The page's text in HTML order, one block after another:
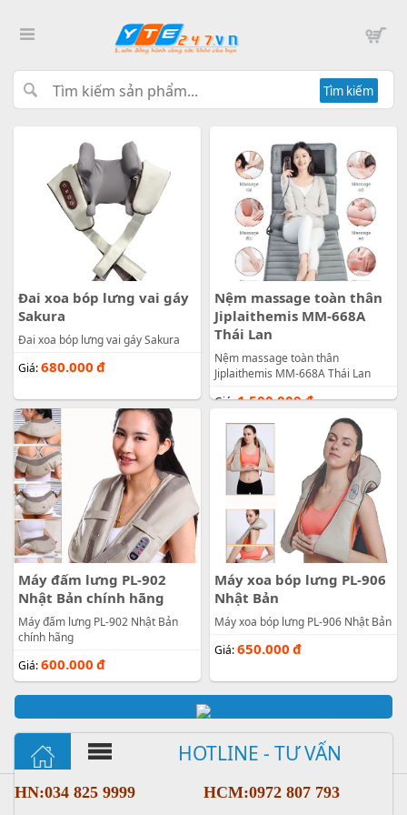
Tìm kiếm
HOTLINE - TƯ VẤN
HN:034 825 9999 HCM:0972 807 793
Đai xoa bóp lưng vai gáy
Sakura
Đai xoa bóp lưng vai gáy Sakura
Giá:680.000 đ
Nệm massage toàn thân
Jiplaithemis MM-668A
Thái Lan
Nệm massage toàn thân
Jiplaithemis MM-668A Thái Lan
Giá:1.500.000đ
Máy đấm lưng PL-902
Nhật Bản chính hãng
Máy đấm lưng PL-902 Nhật Bản
chính hãng
Giá:600.000 đ
Máy xoa bóp lưng PL-906
Nhật Bản
Máy xoa bóp lưng PL-906 Nhật Bản
Giá:650.000 đ